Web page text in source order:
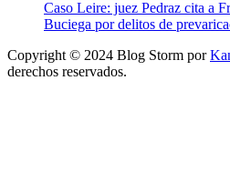
Caso Leire: juez Pedraz cita a
Buciega por delitos de
Copyright © 2024 Blog Storm por
derechos reservados.